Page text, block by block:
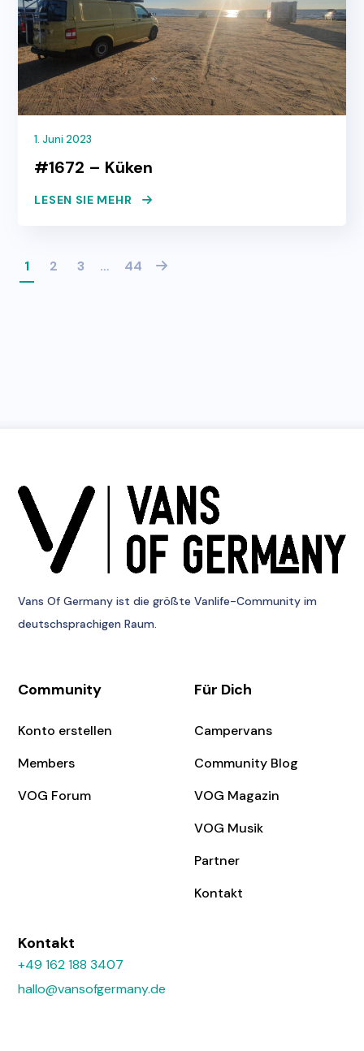
1. Juni 2023
#1672 – Küken
LESEN SIE MEHR
1 2 3 … 44
Vans Of Germany ist die größte Vanlife-Community im
deutschsprachigen Raum.
Community
Konto erstellen
Members
VOG Forum
Für Dich
Campervans
Community Blog
VOG Magazin
VOG Musik
Partner
Kontakt
Kontakt
+49 162 188 3407
hallo@vansofgermany.de